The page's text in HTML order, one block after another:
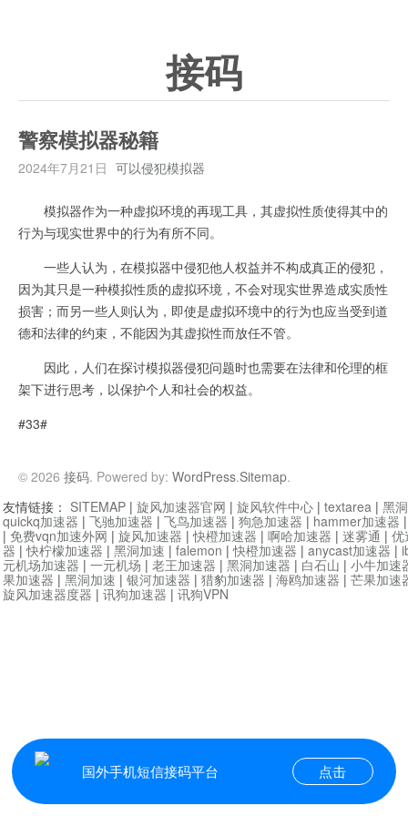
接码
警察模拟器秘籍
2024年7月21日 可以侵犯模拟器
模拟器作为一种虚拟环境的再现工具，其虚拟性质使得其中的
行为与现实世界中的行为有所不同。
一些人认为，在模拟器中侵犯他人权益并不构成真正的侵犯，
因为其只是一种模拟性质的虚拟环境，不会对现实世界造成实质性
损害；而另一些人则认为，即使是虚拟环境中的行为也应当受到道
德和法律的约束，不能因为其虚拟性而放任不管。
因此，人们在探讨模拟器侵犯问题时也需要在法律和伦理的框
架下进行思考，以保护个人和社会的权益。
#33#
© 2026 接码. Powered by: WordPress.Sitemap.
国外手机短信接码平台 点击
友情链接： SITEMAP | 旋风加速器官网 | 旋风软件中心 | textarea | 黑
quickq加速器 | 飞驰加速器 | 飞鸟加速器 | 狗急加速器 | hammer加速器
| 免费vqn加速外网 | 旋风加速器 |快橙加速器 | 啊哈加速器 | 迷雾通 | 优
器 |快柠檬加速器 | 黑洞加速 | falemon |快橙加速器 | anycast加速器 |
元机场加速器 | 一元机场 | 老王加速器 | 黑洞加速器 | 白石山 | 小牛加速
果加速器 | 黑洞加速 | 银河加速器 | 猎豹加速器 | 海鸥加速器 | 芒果加速
旋风加速器度器 | 讯狗加速器 | 讯狗VPN